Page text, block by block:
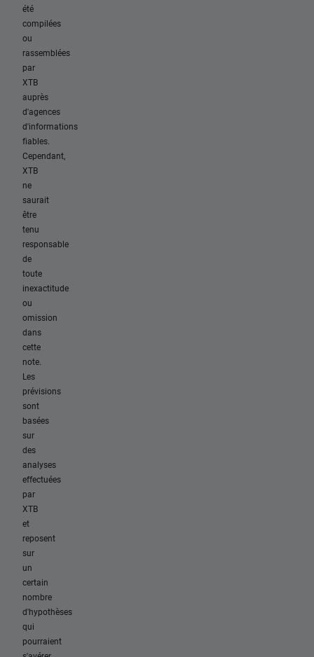
été
compilées
ou
rassemblées
par
XTB
auprès
d'agences
d'informations
fiables.
Cependant,
XTB
ne
saurait
être
tenu
responsable
de
toute
inexactitude
ou
omission
dans
cette
note.
Les
prévisions
sont
basées
sur
des
analyses
effectuées
par
XTB
et
reposent
sur
un
certain
nombre
d'hypothèses
qui
pourraient